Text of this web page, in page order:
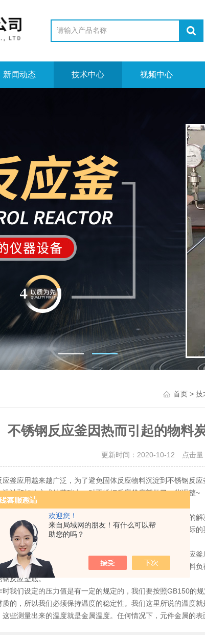
欢迎您！
来自局域网的朋友！有什么可以帮
助您的吗？
新闻动态 技术中心 视频中心
首页> 技
不锈钢反应釜因热而引起的物料
更新时间：2020-10-12 点击量
应用越来越广泛，为了避免固体反应物料沉淀到不锈钢反应
设计和加热方式的基础上，对不锈钢反应釜底部做了一些调整~
的物料炭化现象是怎么回事？
固体反应物料沉淀到不锈钢反应釜底造成的。那么主要的解
的不锈钢反应釜底而实现，该辅助的不锈钢反应釜底比实际
底上，而不会在实际的不锈钢反应釜底上形成绝热层。
间的对流作用热传递将是连续均匀的。辅助的不锈钢反应釜
种筛网切成圆形。其边缘向下弯曲作支撑，当固体反应物料
钢反应釜底。
们设定的压力值是有一定的规定的，我们要按照GB150的
的，所以我们必须保持温度的稳定性。我们这里所说的温度
些测量出来的温度就是金属温度。任何情况下，元件金属的表